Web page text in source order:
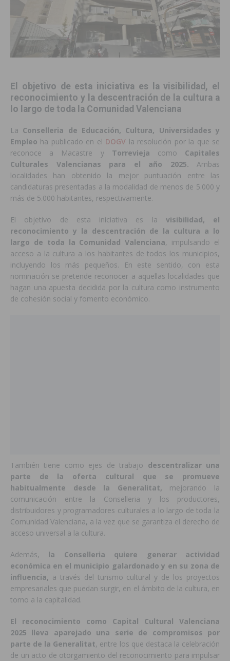
El objetivo de esta iniciativa es la visibilidad, el
reconocimiento y la descentración de la cultura a
lo largo de toda la Comunidad Valenciana
La Conselleria de Educación, Cultura, Universidades y
Empleo ha publicado en el DOGV la resolución por la que se
reconoce a Macastre y Torrevieja como Capitales
Culturales Valencianas para el año 2025. Ambas
localidades han obtenido la mejor puntuación entre las
candidaturas presentadas a la modalidad de menos de 5.000 y
más de 5.000 habitantes, respectivamente.
El objetivo de esta iniciativa es la visibilidad, el
reconocimiento y la descentración de la cultura a lo
largo de toda la Comunidad Valenciana, impulsando el
acceso a la cultura a los habitantes de todos los municipios,
incluyendo los más pequeños. En este sentido, con esta
nominación se pretende reconocer a aquellas localidades que
hagan una apuesta decidida por la cultura como instrumento
de cohesión social y fomento económico.
También tiene como ejes de trabajo descentralizar una
parte de la oferta cultural que se promueve
habitualmente desde la Generalitat, mejorando la
comunicación entre la Conselleria y los productores,
distribuidores y programadores culturales a lo largo de toda la
Comunidad Valenciana, a la vez que se garantiza el derecho de
acceso universal a la cultura.
Además, la Conselleria quiere generar actividad
económica en el municipio galardonado y en su zona de
influencia, a través del turismo cultural y de los proyectos
empresariales que puedan surgir, en el ámbito de la cultura, en
torno a la capitalidad.
El reconocimiento como Capital Cultural Valenciana
2025 lleva aparejado una serie de compromisos por
parte de la Generalitat, entre los que destaca la celebración
de un acto de otorgamiento del reconocimiento para impulsar